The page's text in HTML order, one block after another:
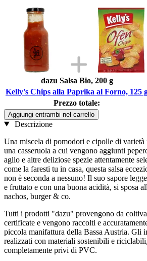
dazu Salsa Bio, 200 g
Kelly's Chips alla Paprika al Forno, 125
Prezzo totale:
Aggiungi entrambi nel carrello
Descrizione
Una miscela di pomodori e cipolle di varietà
una casseruola a cui vengono aggiunti
aglio e altre deliziose spezie attentamente
come la faresti tu in casa, questa salsa
non è seconda a nessuno! Il suo sapore
e fruttato e con una buona acidità, si sposa
nachos, burger & co.
Tutti i prodotti "dazu" provengono da
certificate e vengono raccolti e
piccola manifattura della Bassa Austria. Gli
realizzati con materiali sostenibili e
completamente privi di PVC.